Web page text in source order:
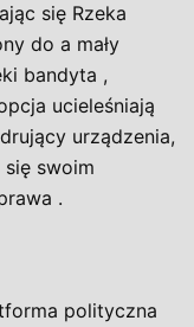
się Rzeka
do a mały
bandyta ,
ucieleśniają
urządzenia,
swoim
.
polityczna